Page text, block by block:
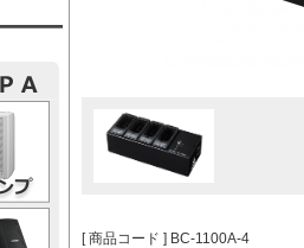
[ 商品コード ] BC-1100A-4